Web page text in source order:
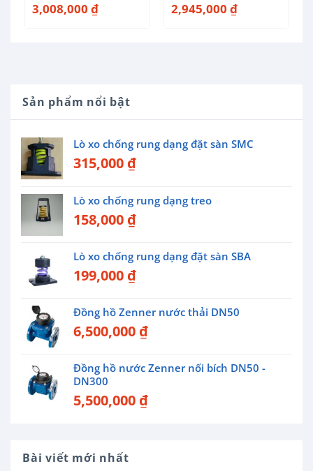
Sản phẩm nổi bật
Lò xo chống rung dạng đặt sàn SMC
315,000 ₫
Lò xo chống rung dạng treo
158,000 ₫
Lò xo chống rung dạng đặt sàn SBA
199,000 ₫
Đồng hồ Zenner nước thải DN50
6,500,000 ₫
Đồng hồ nước Zenner nối bích DN50 -
DN300
5,500,000 ₫
Bài viết mới nhất
3,008,000 ₫ 2,945,000 ₫